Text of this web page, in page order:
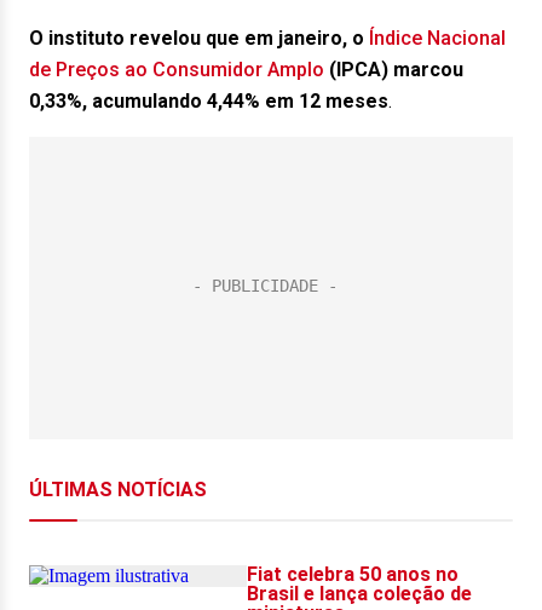
O instituto revelou que em janeiro, o Índice Nacional
de Preços ao Consumidor Amplo (IPCA) marcou
0,33%, acumulando 4,44% em 12 meses.